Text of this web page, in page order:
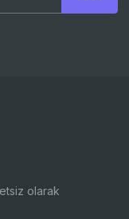
olarak